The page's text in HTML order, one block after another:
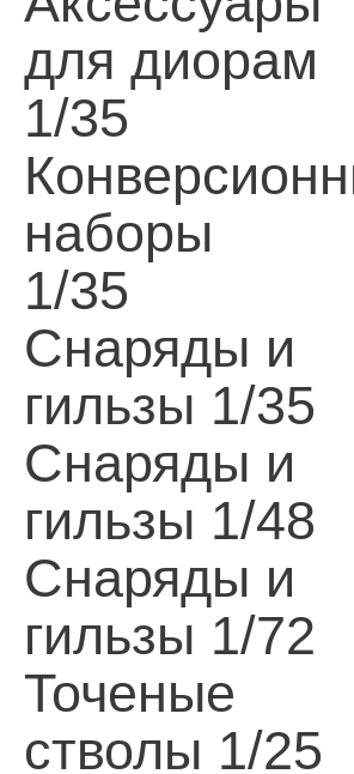
для диорам
1/35
наборы
1/35
Снаряды и
гильзы 1/35
Снаряды и
гильзы 1/48
Снаряды и
гильзы 1/72
Точеные
стволы 1/25